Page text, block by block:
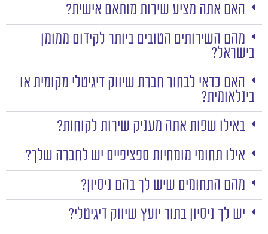
האם אתה מציע שירות מותאם אישית?
מהם השירותים הטובים ביותר לקידום ממומן
בישראל?
האם כדאי לבחור חברת שיווק דיגיטלי מקומית או
בינלאומית?
באילו שפות אתה מעניק שירות לקוחות?
אילו תחומי מומחיות ספציפיים יש לחברה שלך?
מהם התחומים שיש לך בהם ניסיון?
יש לך ניסיון בתור יועץ שיווק דיגיטלי?